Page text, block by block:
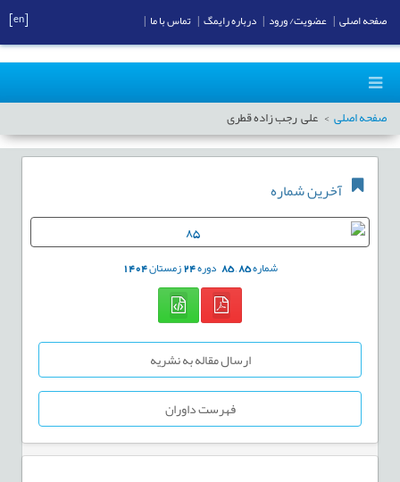
صفحه اصلی علی رجب زاده قطری
آخرین شماره
شماره85
,
85 دوره24زمستان1404
ارسال مقاله به نشریه
فهرست داوران
صفحه اصلی عضویت/ ورود درباره رایمگ تماس با ما